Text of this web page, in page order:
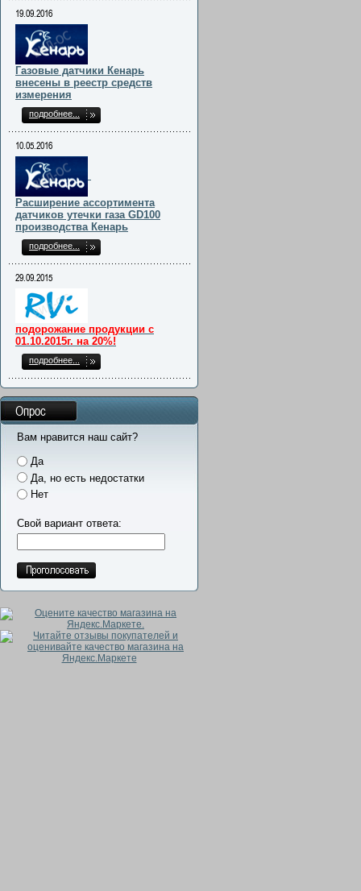
19.09.2016
Газовые датчики Кенарь
внесены в реестр средств
измерения
подробнее...
10.05.2016
Расширение ассортимента
датчиков утечки газа GD100
производства Кенарь
подробнее...
29.09.2015
подорожание продукции с
01.10.2015г. на 20%!
подробнее...
Опрос
Вам нравится наш сайт?
Да
Да, но есть недостатки
Нет
Свой вариант ответа: